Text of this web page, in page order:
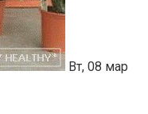
Вт, 08 мар